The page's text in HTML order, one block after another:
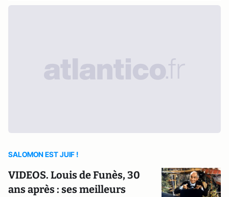
SALOMON EST JUIF !
VIDEOS. Louis de Funès, 30
ans après : ses meilleurs